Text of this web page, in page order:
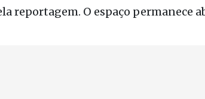
reportagem. O espaço permanece